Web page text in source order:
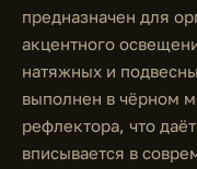
предназначен для
акцентного
натяжных и
выполнен в чёрном
рефлектора, что
вписывается в